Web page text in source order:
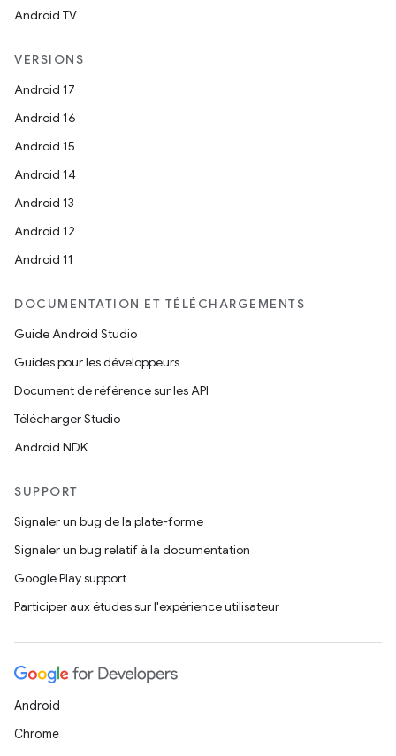
Android TV
VERSIONS
Android 17
Android 16
Android 15
Android 14
Android 13
Android 12
Android 11
DOCUMENTATION ET TÉLÉCHARGEMENTS
Guide Android Studio
Guides pour les développeurs
Document de référence sur les API
Télécharger Studio
Android NDK
SUPPORT
Signaler un bug de la plate-forme
Signaler un bug relatif à la documentation
Google Play support
Participer aux études sur l'expérience utilisateur
Android
Chrome